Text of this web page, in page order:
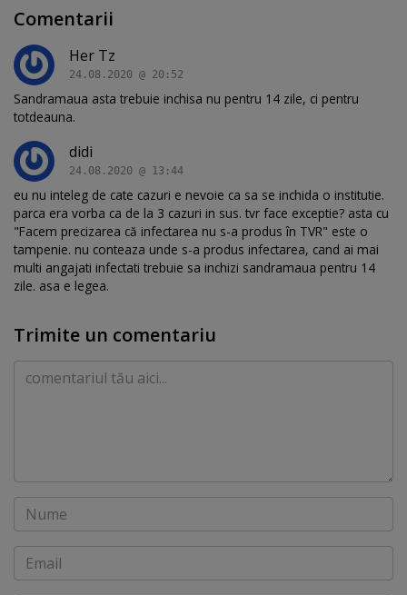
Comentarii
Her Tz
24.08.2020 @ 20:52
Sandramaua asta trebuie inchisa nu pentru 14 zile, ci pentru
totdeauna.
didi
24.08.2020 @ 13:44
eu nu inteleg de cate cazuri e nevoie ca sa se inchida o institutie.
parca era vorba ca de la 3 cazuri in sus. tvr face exceptie? asta cu
"Facem precizarea că infectarea nu s-a produs în TVR" este o
tampenie. nu conteaza unde s-a produs infectarea, cand ai mai
multi angajati infectati trebuie sa inchizi sandramaua pentru 14
zile. asa e legea.
Trimite un comentariu
Comentariu
Nume
Email